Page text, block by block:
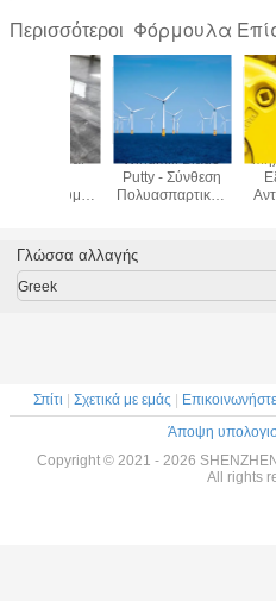
Περισσότεροι Φόρμουλα
Windmill Blade
Putty - Σύνθεση
Πολυασπαρτικής
Γλώσσα αλλαγής
Greek
Σπίτι | Σχετικά με εμάς |
Άποψη
Copyright © 2021 - 2026
All rights